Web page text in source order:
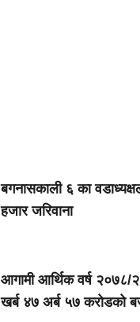
बगनासकाली ६ का
हजार जरिवाना
आगामी आर्थिक वर्ष २०७८/
खर्ब ४७ अर्ब ५७ करोडको